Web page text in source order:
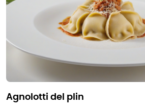
agnolotti del plin